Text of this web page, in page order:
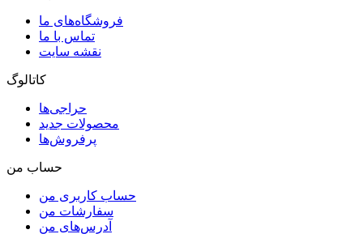
فروشگاه‌های ما
تماس با ما
نقشه سایت
کاتالوگ
حراجی‌ها
محصولات جدید
پرفروش‌ها
حساب من
حساب کاربری من
سفارشات من
آدرس‌های من